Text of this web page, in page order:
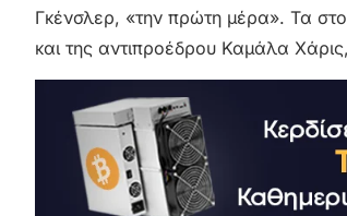
Γκένσλερ, «την πρώτη μέρα». Τα
και της αντιπροέδρου Καμάλα